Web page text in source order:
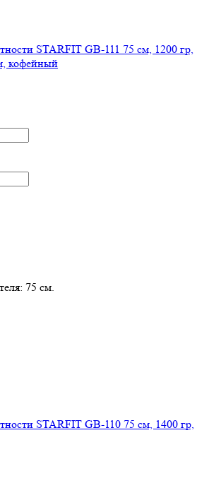
STARFIT GB-111 75 см, 1200 гр,
кофейный
75 см.
STARFIT GB-110 75 см, 1400 гр,